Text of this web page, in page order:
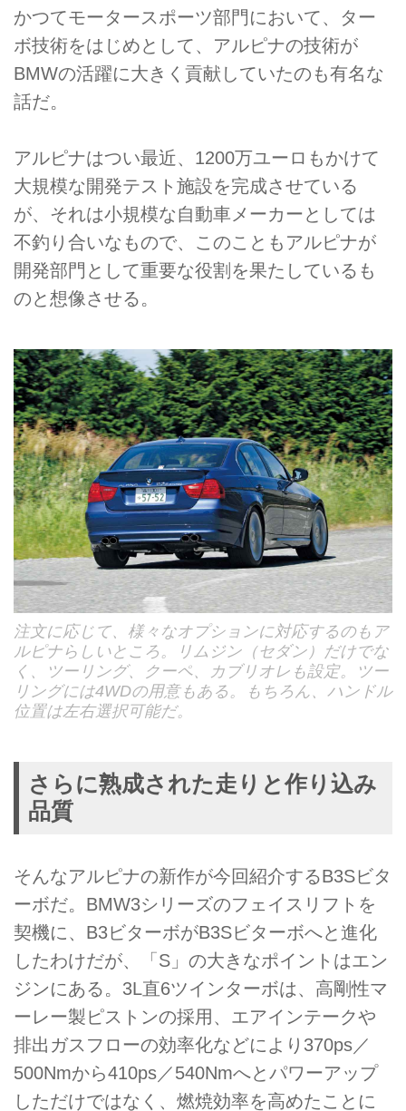
かつてモータースポーツ部門において、ター
ボ技術をはじめとして、アルピナの技術が
BMWの活躍に大きく貢献していたのも有名な
話だ。
アルピナはつい最近、1200万ユーロもかけて
大規模な開発テスト施設を完成させている
が、それは小規模な自動車メーカーとしては
不釣り合いなもので、このこともアルピナが
開発部門として重要な役割を果たしているも
のと想像させる。
注文に応じて、様々なオプションに対応するのもア
ルピナらしいところ。リムジン（セダン）だけでな
く、ツーリング、クーペ、カブリオレも設定。ツー
リングには4WDの用意もある。もちろん、ハンドル
位置は左右選択可能だ。
さらに熟成された走りと作り込み
品質
そんなアルピナの新作が今回紹介するB3Sビタ
ーボだ。BMW3シリーズのフェイスリフトを
契機に、B3ビターボがB3Sビターボへと進化
したわけだが、「S」の大きなポイントはエン
ジンにある。3L直6ツインターボは、高剛性マ
ーレー製ピストンの採用、エアインテークや
排出ガスフローの効率化などにより370ps／
500Nmから410ps／540Nmへとパワーアップ
しただけではなく、燃焼効率を高めたことに